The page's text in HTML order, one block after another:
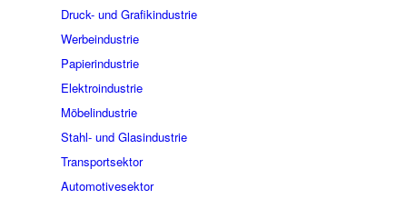
Druck- und Grafikindustrie
Werbeindustrie
Papierindustrie
Elektroindustrie
Möbelindustrie
Stahl- und Glasindustrie
Transportsektor
Automotivesektor